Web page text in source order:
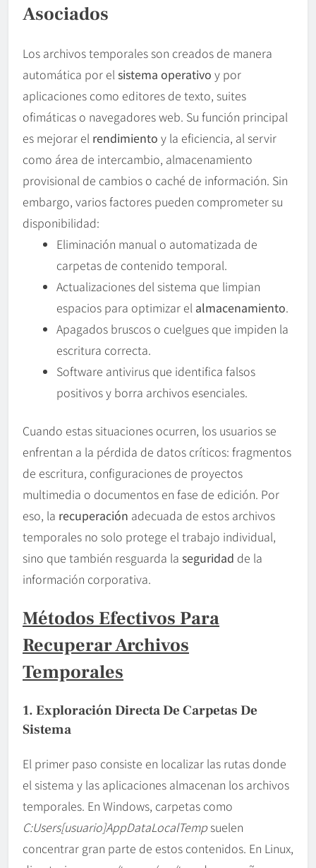
Asociados
Los archivos temporales son creados de manera
automática por elsistema operativo y por
aplicaciones como editores de texto, suites
ofimáticas o navegadores web. Su función principal
es mejorar el rendimiento y la eficiencia, al servir
como área de intercambio, almacenamiento
provisional de cambios o caché de información. Sin
embargo, varios factores pueden comprometer su
disponibilidad:
Eliminación manual o automatizada de
carpetas de contenido temporal.
Actualizaciones del sistema que limpian
espacios para optimizar el almacenamiento.
Apagados bruscos o cuelgues que impiden la
escritura correcta.
Software antivirus que identifica falsos
positivos y borra archivos esenciales.
Cuando estas situaciones ocurren, los usuarios se
enfrentan a la pérdida de datos críticos: fragmentos
de escritura, configuraciones de proyectos
multimedia o documentos en fase de edición. Por
eso, la recuperación adecuada de estos archivos
temporales no solo protege el trabajo individual,
sino que también resguarda la seguridad de la
información corporativa.
Métodos Efectivos Para
Recuperar Archivos
Temporales
1. Exploración Directa De Carpetas De
Sistema
El primer paso consiste en localizar las rutas donde
el sistema y las aplicaciones almacenan los archivos
temporales. En Windows, carpetas como
C:Users[usuario]AppDataLocalTemp suelen
concentrar gran parte de estos contenidos. En Linux,